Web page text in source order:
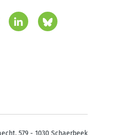
579 - 1030 Schaerbeek